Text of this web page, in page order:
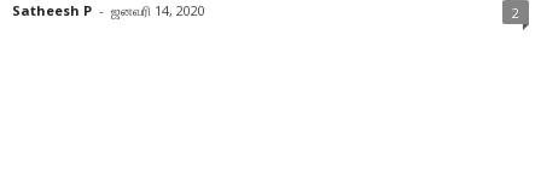
Satheesh P - ஜனவரி 14, 2020 2